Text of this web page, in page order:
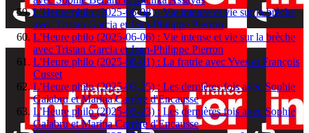
L'Heure philo (2025-06-08) : Vie intense et vie sur la brèche
avec Tristan Garcia et Jean-Philippe Pierron
L'Heure philo (2025-06-06) : Vie intense et vie sur la brèche
avec Tristan Garcia et Jean-Philippe Pierron
L'Heure philo (2025-06-01) : La fratrie avec Yves et François
Cusset
L'Heure philo (2025-05-25) : Les dernières fois avec Sophie
Galabru et Marina Carrère d'Encausse
L'Heure philo (2025-05-23) : Les dernières fois avec Sophie
Galabru et Marina Carrère d'Encausse